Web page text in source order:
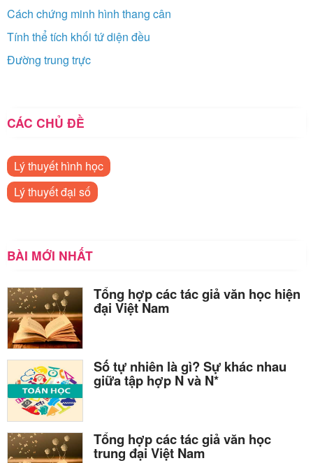
Cách chứng minh hình thang cân
Tính thể tích khối tứ diện đều
Đường trung trực
CÁC CHỦ ĐỀ
Lý thuyết hình học
Lý thuyết đại số
BÀI MỚI NHẤT
Tổng hợp các tác giả văn học hiện
đại Việt Nam
Số tự nhiên là gì? Sự khác nhau
giữa tập hợp N và N*
Tổng hợp các tác giả văn học
trung đại Việt Nam